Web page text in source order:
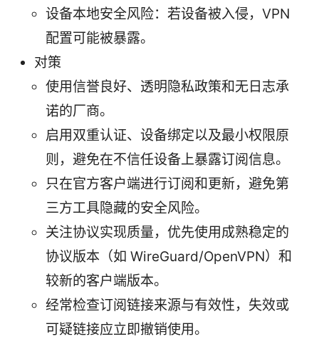
设备本地安全风险：若设备被入侵，VPN
配置可能被暴露。
对策
使用信誉良好、透明隐私政策和无日志承
诺的厂商。
启用双重认证、设备绑定以及最小权限原
则，避免在不信任设备上暴露订阅信息。
只在官方客户端进行订阅和更新，避免第
三方工具隐藏的安全风险。
关注协议实现质量，优先使用成熟稳定的
协议版本（如 WireGuard/OpenVPN）和
较新的客户端版本。
经常检查订阅链接来源与有效性，失效或
可疑链接应立即撤销使用。